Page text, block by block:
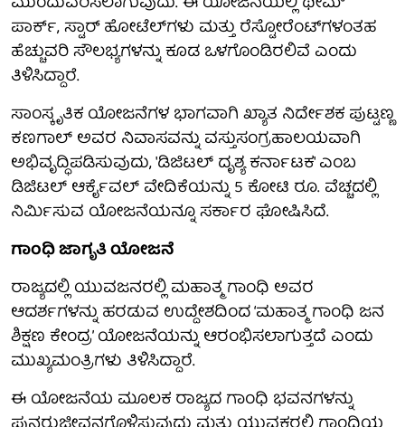
ಪಾರ್ಕ್, ಸ್ಟಾರ್ ಹೋಟೆಲ್‌ಗಳು ಮತ್ತು ರೆಸ್ಟೋರೆಂಟ್‌ಗಳಂತಹ
ಹೆಚ್ಚುವರಿ ಸೌಲಭ್ಯಗಳನ್ನು ಕೂಡ ಒಳಗೊಂಡಿರಲಿವೆ ಎಂದು
ತಿಳಿಸಿದ್ದಾರೆ.
ಸಾಂಸ್ಕೃತಿಕ ಯೋಜನೆಗಳ ಭಾಗವಾಗಿ ಖ್ಯಾತ ನಿರ್ದೇಶಕ ಪುಟ್ಟಣ್ಣ
ಕಣಗಾಲ್ ಅವರ ನಿವಾಸವನ್ನು ವಸ್ತುಸಂಗ್ರಹಾಲಯವಾಗಿ
ಅಭಿವೃದ್ಧಿಪಡಿಸುವುದು, 'ಡಿಜಿಟಲ್ ದೃಶ್ಯ ಕರ್ನಾಟಕ' ಎಂಬ
ಡಿಜಿಟಲ್ ಆರ್ಕೈವಲ್ ವೇದಿಕೆಯನ್ನು 5 ಕೋಟಿ ರೂ. ವೆಚ್ಚದಲ್ಲಿ
ನಿರ್ಮಿಸುವ ಯೋಜನೆಯನ್ನೂ ಸರ್ಕಾರ ಘೋಷಿಸಿದೆ.
ಗಾಂಧಿ ಜಾಗೃತಿ ಯೋಜನೆ
ರಾಜ್ಯದಲ್ಲಿ ಯುವಜನರಲ್ಲಿ ಮಹಾತ್ಮ ಗಾಂಧಿ ಅವರ
ಆದರ್ಶಗಳನ್ನು ಹರಡುವ ಉದ್ದೇಶದಿಂದ ‘ಮಹಾತ್ಮ ಗಾಂಧಿ ಜನ
ಶಿಕ್ಷಣ ಕೇಂದ್ರ’ ಯೋಜನೆಯನ್ನು ಆರಂಭಿಸಲಾಗುತ್ತದೆ ಎಂದು
ಮುಖ್ಯಮಂತ್ರಿಗಳು ತಿಳಿಸಿದ್ದಾರೆ.
ಈ ಯೋಜನೆಯ ಮೂಲಕ ರಾಜ್ಯದ ಗಾಂಧಿ ಭವನಗಳನ್ನು